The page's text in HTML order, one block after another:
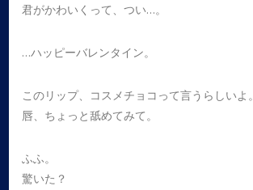
君がかわいくって、つい…。
…ハッピーバレンタイン。
このリップ、コスメチョコって言うらしいよ。
唇、ちょっと舐めてみて。
ふふ。
驚いた？